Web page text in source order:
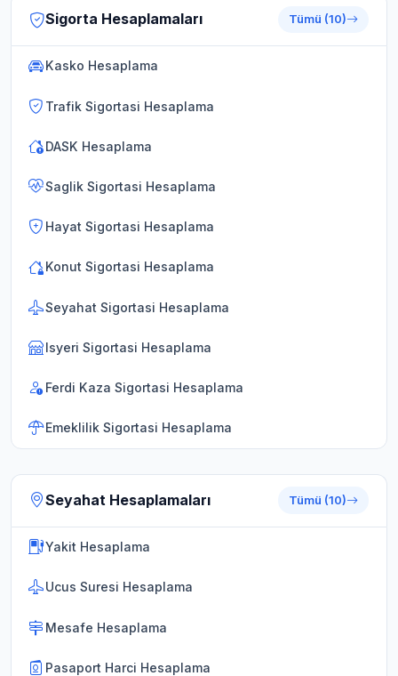
Sigorta Hesaplamaları Tümü (10)
Kasko Hesaplama
Trafik Sigortasi Hesaplama
DASK Hesaplama
Saglik Sigortasi Hesaplama
Hayat Sigortasi Hesaplama
Konut Sigortasi Hesaplama
Seyahat Sigortasi Hesaplama
Isyeri Sigortasi Hesaplama
Ferdi Kaza Sigortasi Hesaplama
Emeklilik Sigortasi Hesaplama
Seyahat Hesaplamaları Tümü (10)
Yakit Hesaplama
Ucus Suresi Hesaplama
Mesafe Hesaplama
Pasaport Harci Hesaplama